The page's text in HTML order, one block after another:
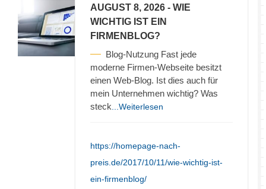
AUGUST 8, 2026 - WIE
WICHTIG IST EIN
FIRMENBLOG?
Blog-Nutzung Fast jede
moderne Firmen-Webseite besitzt
einen Web-Blog. Ist dies auch für
mein Unternehmen wichtig? Was
steck ...Weiterlesen
https://homepage-nach-
preis.de/2017/10/11/wie-wichtig-ist-
ein-firmenblog/